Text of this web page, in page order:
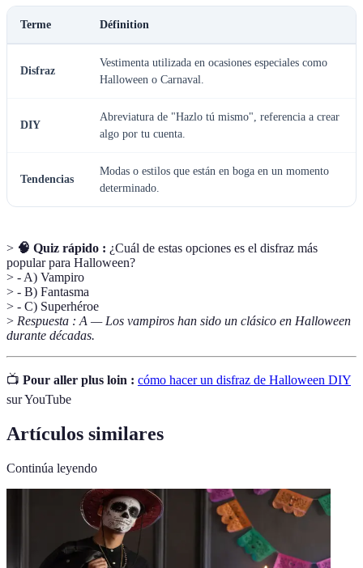
Terme Définition
Disfraz
Vestimenta utilizada en ocasiones especiales como
Halloween o Carnaval.
DIY
Abreviatura de "Hazlo tú mismo", referencia a crear
algo por tu cuenta.
Tendencias
Modas o estilos que están en boga en un momento
determinado.
> 🧠 Quiz rápido : ¿Cuál de estas opciones es el disfraz más
popular para Halloween?
> - A) Vampiro
> - B) Fantasma
> - C) Superhéroe
> Respuesta : A — Los vampiros han sido un clásico en Halloween
durante décadas.
📺 Pour aller plus loin : cómo hacer un disfraz de Halloween DIY
sur YouTube
Artículos similares
Continúa leyendo